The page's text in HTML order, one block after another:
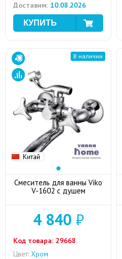
Доставим: 10.08.2026
Китай
В наличии
Смеситель для ванны Viko
V-1602 с душем
4 840 ₽
Код товара: 29668
Цвет: Хром